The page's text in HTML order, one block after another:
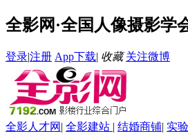
全影网·全国人像摄影学
登录|注册 App下载| 收藏 关注微博
全影人才网 | 全影建站 | 结婚商铺| 实